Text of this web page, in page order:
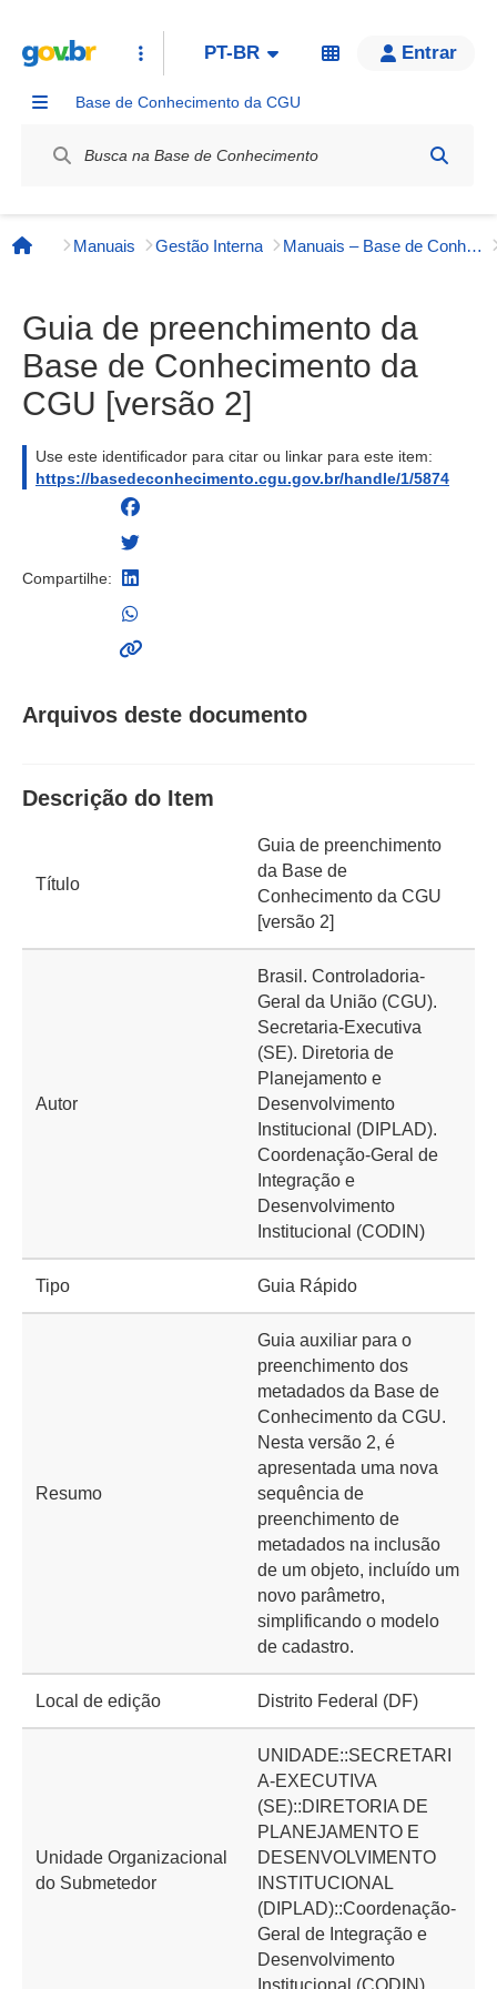
PT-BR Entrar
Base de Conhecimento da CGU
Página inicial
Manuais Gestão Interna Manuais – Base de Conhecimento da CGU
Guia de preenchimento da
Base de Conhecimento da
CGU [versão 2]
Use este identificador para citar ou linkar para este item:
https://basedeconhecimento.cgu.gov.br/handle/1/5874
Compartilhe:
Arquivos deste documento
Descrição do Item
Título
Guia de preenchimento
da Base de
Conhecimento da CGU
[versão 2]
Autor
Brasil. Controladoria-
Geral da União (CGU).
Secretaria-Executiva
(SE). Diretoria de
Planejamento e
Desenvolvimento
Institucional (DIPLAD).
Coordenação-Geral de
Integração e
Desenvolvimento
Institucional (CODIN)
Tipo Guia Rápido
Resumo
Guia auxiliar para o
preenchimento dos
metadados da Base de
Conhecimento da CGU.
Nesta versão 2, é
apresentada uma nova
sequência de
preenchimento de
metadados na inclusão
de um objeto, incluído um
novo parâmetro,
simplificando o modelo
de cadastro.
Local de edição Distrito Federal (DF)
Unidade Organizacional
do Submetedor
UNIDADE::SECRETARI
A-EXECUTIVA
(SE)::DIRETORIA DE
PLANEJAMENTO E
DESENVOLVIMENTO
INSTITUCIONAL
(DIPLAD)::Coordenação-
Geral de Integração e
Desenvolvimento
Institucional (CODIN)